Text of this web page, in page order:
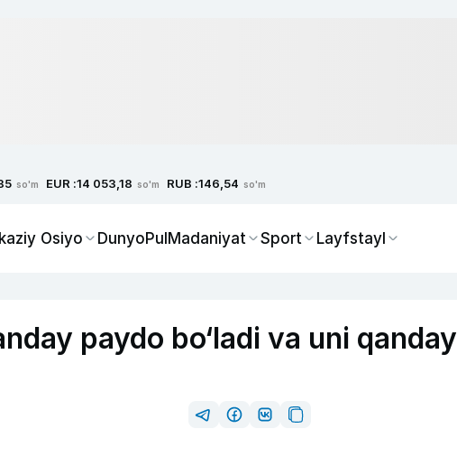
so'm EUR :14 053,18 so'm RUB :146,54 so'm
Osiyo DunyoPulMadaniyat Sport Layfstayl
paydo bo‘ladi va uni qanday